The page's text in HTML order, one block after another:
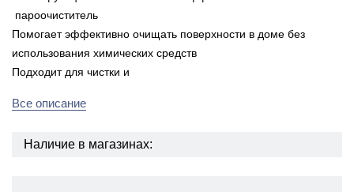
пароочиститель
Помогает эффективно очищать поверхности в доме без
использования химических средств
Подходит для чистки и
Все описание
Наличие в магазинах: